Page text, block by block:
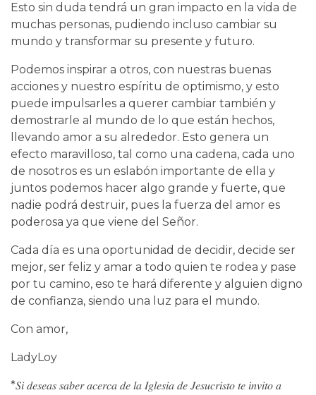
Esto sin duda tendrá un gran impacto en la vida de
muchas personas, pudiendo incluso cambiar su
mundo y transformar su presente y futuro.
Podemos inspirar a otros, con nuestras buenas
acciones y nuestro espíritu de optimismo, y esto
puede impulsarles a querer cambiar también y
demostrarle al mundo de lo que están hechos,
llevando amor a su alrededor. Esto genera un
efecto maravilloso, tal como una cadena, cada uno
de nosotros es un eslabón importante de ella y
juntos podemos hacer algo grande y fuerte, que
nadie podrá destruir, pues la fuerza del amor es
poderosa ya que viene del Señor.
Cada día es una oportunidad de decidir, decide ser
mejor, ser feliz y amar a todo quien te rodea y pase
por tu camino, eso te hará diferente y alguien digno
de confianza, siendo una luz para el mundo.
Con amor,
LadyLoy
*𝑆𝑖 𝑑𝑒𝑠𝑒𝑎𝑠 𝑠𝑎𝑏𝑒𝑟 𝑎𝑐𝑒𝑟𝑐𝑎 𝑑𝑒 𝑙𝑎 𝐼𝑔𝑙𝑒𝑠𝑖𝑎 𝑑𝑒 𝐽𝑒𝑠𝑢𝑐𝑟𝑖𝑠𝑡𝑜 𝑡𝑒 𝑖𝑛𝑣𝑖𝑡𝑜 𝑎